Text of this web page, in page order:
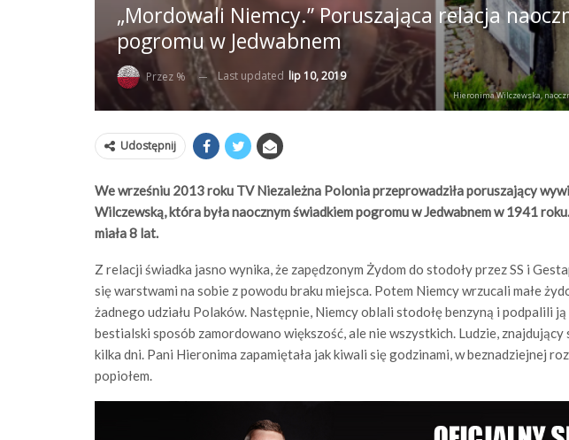
„Mordowali Niemcy.” Poruszająca relacja
pogromu w Jedwabnem
Przez % Last updated lip 10, 2019
Hieronima Wilczewska,
Udostępnij
We wrześniu 2013 roku TV Niezależna Polonia przeprowadziła poruszający
Wilczewską, która była naocznym świadkiem pogromu w Jedwabnem w 1941
miała 8 lat.
Z relacji świadka jasno wynika, że zapędzonym Żydom do stodoły przez SS i
się warstwami na sobie z powodu braku miejsca. Potem Niemcy wrzucali małe
żadnego udziału Polaków. Następnie, Niemcy oblali stodołę benzyną i podpalili
bestialski sposób zamordowano większość, ale nie wszystkich. Ludzie, znajdujący
kilka dni. Pani Hieronima zapamiętała jak kiwali się godzinami, w beznadziejnej
popiołem.